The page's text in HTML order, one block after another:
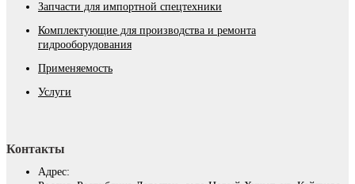
Запчасти для импортной спецтехники
Комплектующие для производства и ремонта
гидрооборудования
Применяемость
Услуги
Контакты
Адрес: